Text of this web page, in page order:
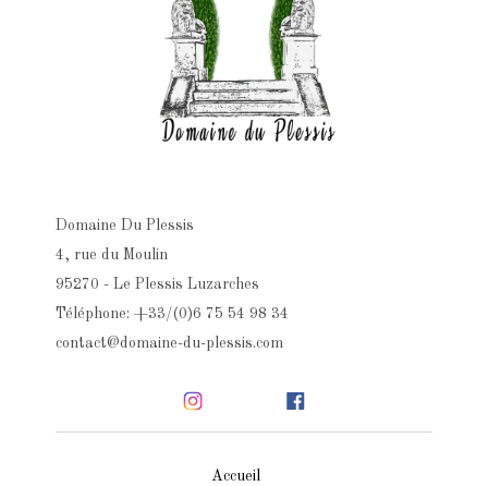
Domaine Du Plessis
4, rue du Moulin
95270 - Le Plessis Luzarches
Téléphone: +33/(0)6 75 54 98 34
contact@domaine-du-plessis.com
Accueil